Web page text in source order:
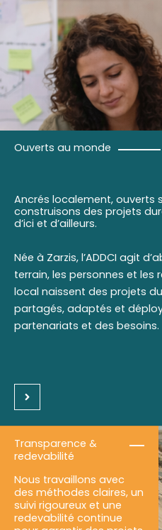
Ouverts au monde
Ancrés localement, ouverts
construisons des projets
d’ici et d’ailleurs.
Née à Zarzis, l’ADDCI agit
terrain, les personnes et les
local naissent des projets
partagés, adaptés et
partenariats et des besoins.
Transparence &
redevabilité
Nous travaillons avec
des méthodes claires, un
suivi rigoureux et une
redevabilité continue